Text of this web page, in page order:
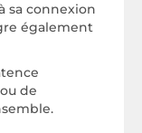
sa connexion
également
de